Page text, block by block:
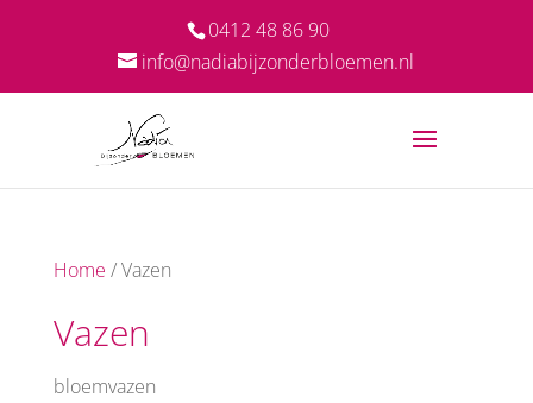
0412 48 86 90
info@nadiabijzonderbloemen.nl
Home / Vazen
Vazen
bloemvazen